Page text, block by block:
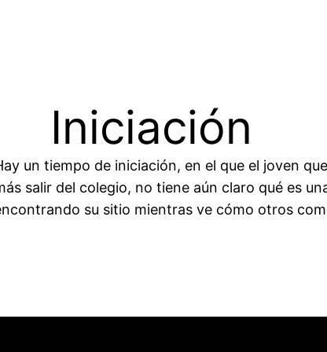
Iniciación
un tiempo de iniciación, en el que el joven
salir del colegio, no tiene aún claro qué es
su sitio mientras ve cómo otros